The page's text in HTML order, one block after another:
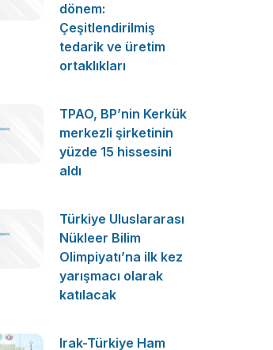
dönem:
Çeşitlendirilmiş
tedarik ve üretim
ortaklıkları
TPAO, BP’nin Kerkük
merkezli şirketinin
yüzde 15 hissesini
aldı
Türkiye Uluslararası
Nükleer Bilim
Olimpiyatı’na ilk kez
yarışmacı olarak
katılacak
Irak-Türkiye Ham